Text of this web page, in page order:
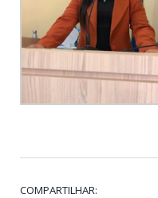
COMPARTILHAR: